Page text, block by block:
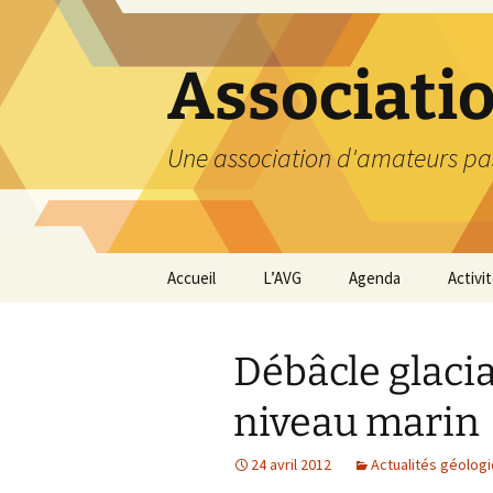
contenu
Une association d'amateurs
Accueil L’AVG
Nos coordonnées
Nous contacter et
Adhésion
Agenda
Débâcle
niveau marin
24 avril 2012 Actualités